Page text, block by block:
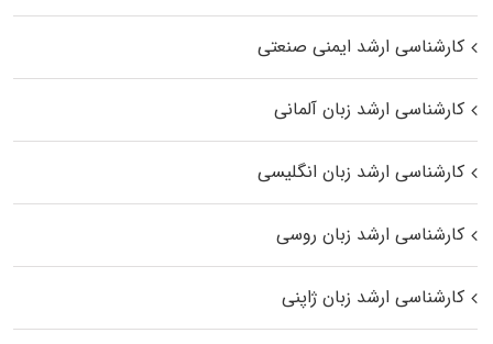
کارشناسی ارشد ایمنی صنعتی
کارشناسی ارشد زبان آلمانی
کارشناسی ارشد زبان انگلیسی
کارشناسی ارشد زبان روسی
کارشناسی ارشد زبان ژاپنی